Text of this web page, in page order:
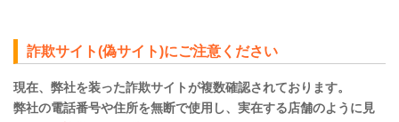
詐欺サイト(偽サイト)にご注意ください
現在、弊社を装った詐欺サイトが複数確認されております。
弊社の電話番号や住所を無断で使用し、実在する店舗のように見